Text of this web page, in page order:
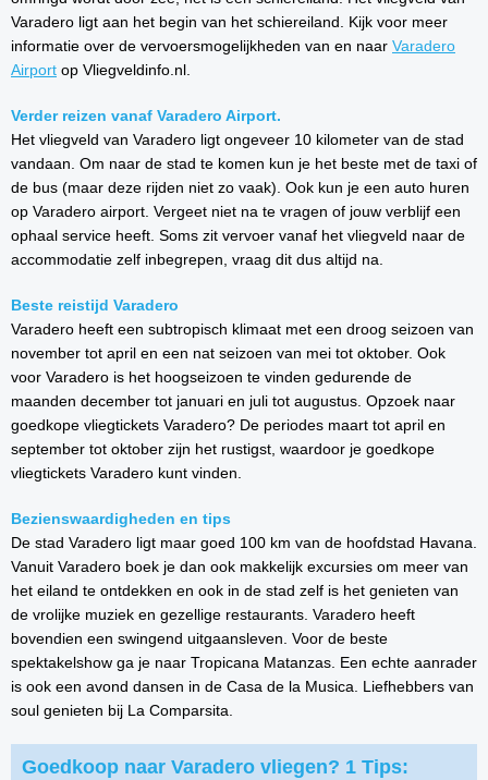
Varadero ligt aan het begin van het schiereiland. Kijk voor meer
informatie over de vervoersmogelijkheden van en naar Varadero
Airport op Vliegveldinfo.nl.
Verder reizen vanaf Varadero Airport.
Het vliegveld van Varadero ligt ongeveer 10 kilometer van de stad
vandaan. Om naar de stad te komen kun je het beste met de taxi of
de bus (maar deze rijden niet zo vaak). Ook kun je een auto huren
op Varadero airport. Vergeet niet na te vragen of jouw verblijf een
ophaal service heeft. Soms zit vervoer vanaf het vliegveld naar de
accommodatie zelf inbegrepen, vraag dit dus altijd na.
Beste reistijd Varadero
Varadero heeft een subtropisch klimaat met een droog seizoen van
november tot april en een nat seizoen van mei tot oktober. Ook
voor Varadero is het hoogseizoen te vinden gedurende de
maanden december tot januari en juli tot augustus. Opzoek naar
goedkope vliegtickets Varadero? De periodes maart tot april en
september tot oktober zijn het rustigst, waardoor je goedkope
vliegtickets Varadero kunt vinden.
Bezienswaardigheden en tips
De stad Varadero ligt maar goed 100 km van de hoofdstad Havana.
Vanuit Varadero boek je dan ook makkelijk excursies om meer van
het eiland te ontdekken en ook in de stad zelf is het genieten van
de vrolijke muziek en gezellige restaurants. Varadero heeft
bovendien een swingend uitgaansleven. Voor de beste
spektakelshow ga je naar Tropicana Matanzas. Een echte aanrader
is ook een avond dansen in de Casa de la Musica. Liefhebbers van
soul genieten bij La Comparsita.
Goedkoop naar Varadero vliegen? 1 Tips: